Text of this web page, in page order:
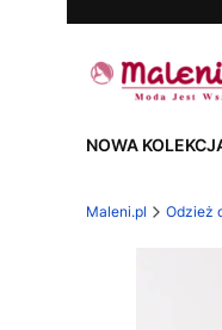
NOWA
Maleni.pl Odzież